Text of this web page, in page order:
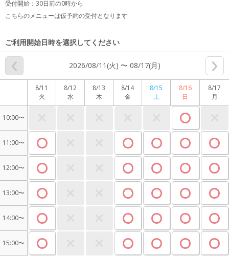
受付開始： 30日前の0時から
こちらのメニューは仮予約の受付となります
ご利用開始日時を選択してください
2026/08/11(火) 〜 08/17(月)
8/11
火
8/12
水
8/13
木
8/14
金
8/15
土
8/16
日
8/17
月
10:00〜
11:00〜
12:00〜
13:00〜
14:00〜
15:00〜